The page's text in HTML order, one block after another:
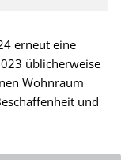
erneut eine
üblicherweise
Wohnraum
und